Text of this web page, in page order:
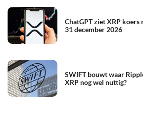
ChatGPT ziet XRP
31 december 2026
SWIFT bouwt waar
XRP nog wel nuttig?